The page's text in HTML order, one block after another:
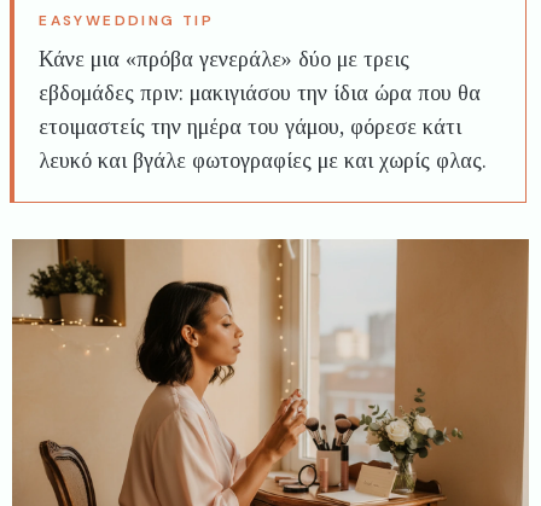
Κάνε μια «πρόβα γενεράλε» δύο με τρεις
εβδομάδες πριν: μακιγιάσου την ίδια ώρα που θα
ετοιμαστείς την ημέρα του γάμου, φόρεσε κάτι
λευκό και βγάλε φωτογραφίες με και χωρίς φλας.